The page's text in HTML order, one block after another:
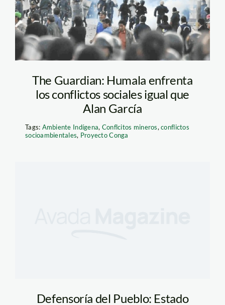
The Guardian: Humala enfrenta
los conflictos sociales igual que
Alan García
Tags: Ambiente Indígena, Conflcitos mineros,conflictos
socioambientales, Proyecto Conga
Defensoría del Pueblo: Estado